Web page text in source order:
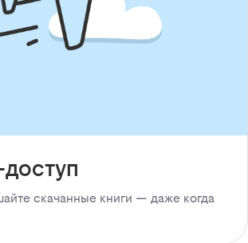
скачанные книги — даже когда